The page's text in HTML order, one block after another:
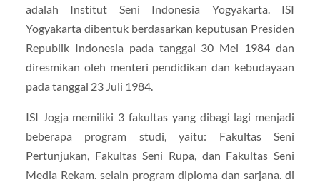
adalah Institut Seni Indonesia Yogyakarta. ISI
Yogyakarta dibentuk berdasarkan keputusan Presiden
Republik Indonesia pada tanggal 30 Mei 1984 dan
diresmikan oleh menteri pendidikan dan kebudayaan
pada tanggal 23 Juli 1984.
ISI Jogja memiliki 3 fakultas yang dibagi lagi menjadi
beberapa program studi, yaitu: Fakultas Seni
Pertunjukan, Fakultas Seni Rupa, dan Fakultas Seni
Media Rekam. selain program diploma dan sarjana. di